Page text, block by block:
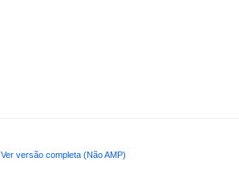
Ver versão completa (Não AMP)